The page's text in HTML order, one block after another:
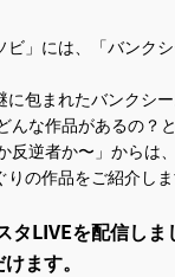
」には、「バンク
包まれたバンクシー
な作品があるの？
逆者か〜」からは
の作品をご紹介しま
LIVEを配信しま
ます。